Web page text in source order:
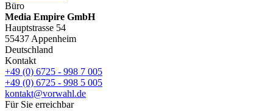
Büro
Media Empire GmbH
Hauptstrasse 54
55437 Appenheim
Deutschland
Kontakt
+49 (0) 6725 - 998 7 005
+49 (0) 6725 - 998 5 005
kontakt@vorwahl.de
Für Sie erreichbar